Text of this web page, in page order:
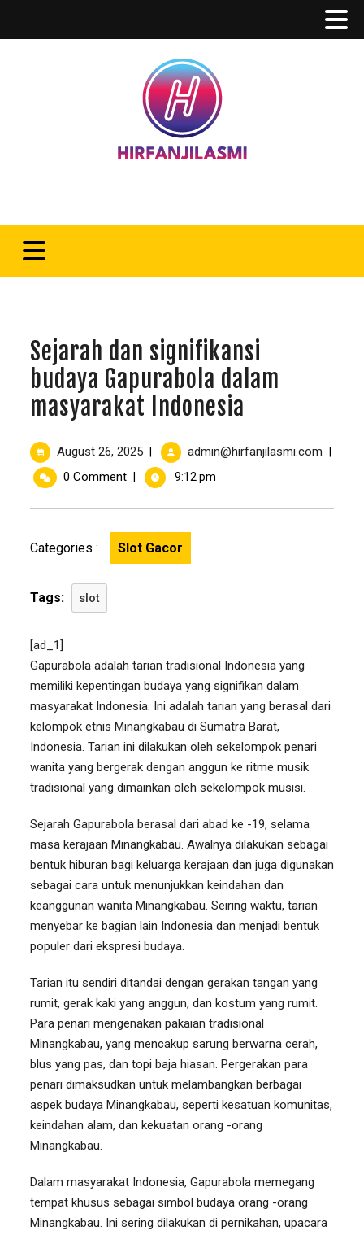
Sejarah dan signifikansi
budaya Gapurabola dalam
masyarakat Indonesia
August 26, 2025 admin@hirfanjilasmi.com
0 Comment 9:12 pm
Categories : Slot Gacor
Tags: slot
[ad_1]
Gapurabola adalah tarian tradisional Indonesia yang
memiliki kepentingan budaya yang signifikan dalam
masyarakat Indonesia. Ini adalah tarian yang berasal dari
kelompok etnis Minangkabau di Sumatra Barat,
Indonesia. Tarian ini dilakukan oleh sekelompok penari
wanita yang bergerak dengan anggun ke ritme musik
tradisional yang dimainkan oleh sekelompok musisi.
Sejarah Gapurabola berasal dari abad ke -19, selama
masa kerajaan Minangkabau. Awalnya dilakukan sebagai
bentuk hiburan bagi keluarga kerajaan dan juga digunakan
sebagai cara untuk menunjukkan keindahan dan
keanggunan wanita Minangkabau. Seiring waktu, tarian
menyebar ke bagian lain Indonesia dan menjadi bentuk
populer dari ekspresi budaya.
Tarian itu sendiri ditandai dengan gerakan tangan yang
rumit, gerak kaki yang anggun, dan kostum yang rumit.
Para penari mengenakan pakaian tradisional
Minangkabau, yang mencakup sarung berwarna cerah,
blus yang pas, dan topi baja hiasan. Pergerakan para
penari dimaksudkan untuk melambangkan berbagai
aspek budaya Minangkabau, seperti kesatuan komunitas,
keindahan alam, dan kekuatan orang -orang
Minangkabau.
Dalam masyarakat Indonesia, Gapurabola memegang
tempat khusus sebagai simbol budaya orang -orang
Minangkabau. Ini sering dilakukan di pernikahan, upacara